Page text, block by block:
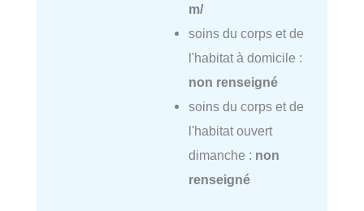
m/
soins du corps et de
l'habitat à domicile :
non renseigné
soins du corps et de
l'habitat ouvert
dimanche : non
renseigné